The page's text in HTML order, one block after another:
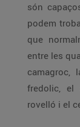
són
podem
que
entre les
camagroc,
fredolic, el
rovelló i el